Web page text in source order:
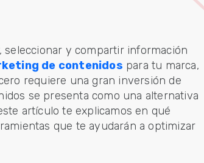
seleccionar y compartir información
de contenidos para tu marca,
requiere una gran inversión de
se presenta como una alternativa
artículo te explicamos en qué
que te ayudarán a optimizar